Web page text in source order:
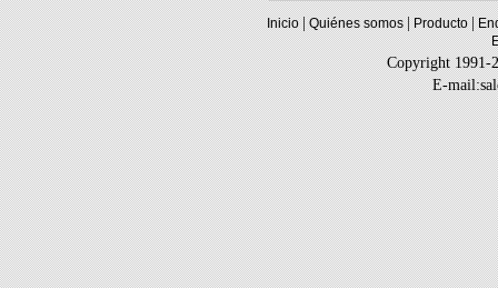
Inicio|Quiénes somos|Producto|
Copyright 1991-
E-